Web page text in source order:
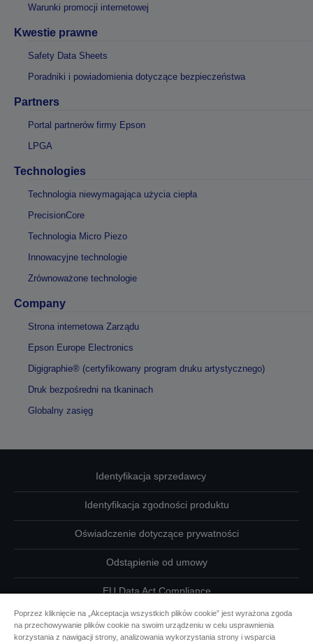
Warunki promocji internetowej
Kwestie prawne
Safety Data Sheets
Poradniki i powiadomienia dotyczące bezpieczeństwa
Partners
Portal partnerów firmy Epson
LPGA
Technologies
Technologia niewymagająca użycia ciepła
PrecisionCore
Technologia Micro Piezo
Innowacyjne technologie
Zrównoważone technologie
Company
Strona internetowa Zarządu
Epson Europe Electronics
Digigraphie® (certyfikowany program druku artystycznego)
Druk bezpośredni na tkaninach
Globalny zasięg
Identyfikacja sprzedawcy
Identyfikacja zgodności produktu
Oświadczenie dotyczące prywatności
Odstąpienie od umowy
EU Data Act Compliance
Skontaktuj się z nami w sprawie swoich danych
Poprzez kliknięcie na „Akceptacja wszystkich plików cookie” jest wyrażona zgoda
na przechowywanie plików cookie na swoim urządzeniu w celu usprawnienia
korzystania z nawigacji strony, analizowania wykorzystania strony i wsparcia